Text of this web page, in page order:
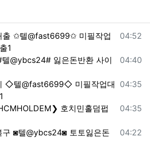
등록일
04:52
출 ✩텔@fast6699✩ 미필작업
1
등록일
04:40
@ybcs24# 잃은돈반환 사이
등록일
04:35
◇텔@fast6699◇ 미필작업대
등록일
04:35
호치민홀덤펍
등록일
04:22
구 ◙텔@ybcs24◙ 토토잃은돈